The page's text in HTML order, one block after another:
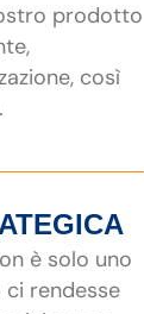
prodotto
così
è solo uno
rendesse